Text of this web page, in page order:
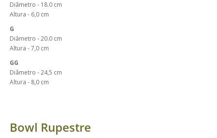
Diâmetro - 18.0 cm
Altura - 6,0 cm
G
Diâmetro - 20.0 cm
Altura - 7,0 cm
GG
Diâmetro - 24,5 cm
Altura - 8,0 cm
Bowl Rupestre